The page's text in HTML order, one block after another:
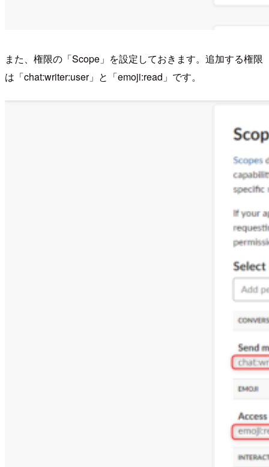
また、権限の「Scope」を設定しておきます。追加する権限
は「chat:writer:user」と「emoji:read」です。